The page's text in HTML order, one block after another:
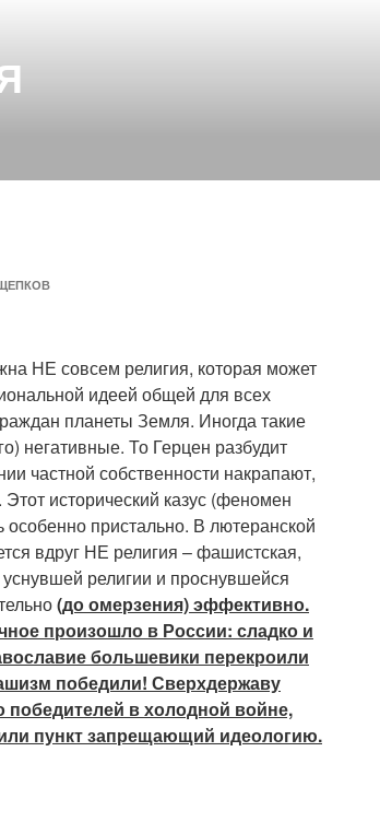
НЕ совсем религия, которая может
идеей общей для всех
планеты Земля. Иногда такие
негативные. То Герцен разбудит
частной собственности накрапают,
исторический казус (феномен
пристально. В лютеранской
вдруг НЕ религия – фашистская,
религии и проснувшейся
(до омерзения) эффективно.
произошло в России: сладко и
большевики перекроили
победили! Сверхдержаву
победителей в холодной войне,
пункт запрещающий идеологию.